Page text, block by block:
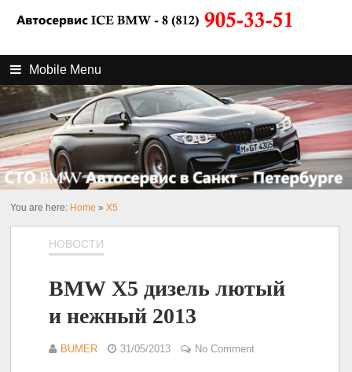
Mobile Menu
You are here: Home »X5
НОВОСТИ
BMW X5 дизель лютый
и нежный 2013
BUMER 31/05/2013 No Comment